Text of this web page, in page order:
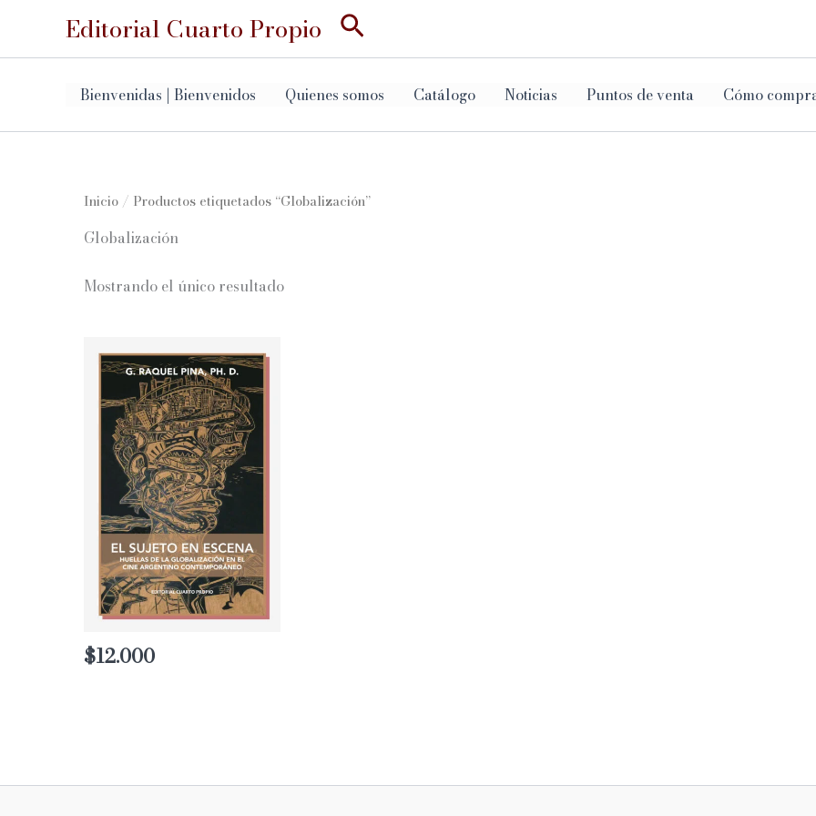
contenido
Editorial Cuarto Propio Buscar
Bienvenidas | Bienvenidos Quienes somos Catálogo Noticias Puntos de venta Cómo
Inicio / Productos etiquetados “Globalización”
Globalización
Mostrando el único resultado
$12.000